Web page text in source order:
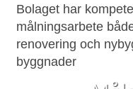
Bolaget har
målningsarbete
renovering och
byggnader